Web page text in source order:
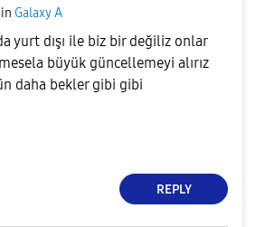
in Galaxy A
yurt dışı ile biz bir değiliz onlar
büyük güncellemeyi alırız
daha bekler gibi gibi
REPLY